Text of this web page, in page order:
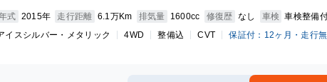
式 2015年 走行距離 6.1万Km 排気量 1600cc 修復歴 なし 車検 車検整備
イスシルバー・メタリック
4WD 整備込 CVT 保証付：12ヶ月・走行